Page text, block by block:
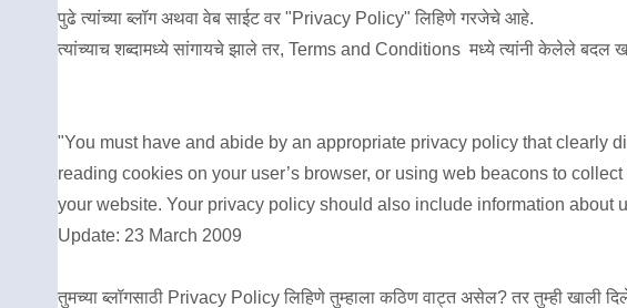
पुढे त्यांच्या ब्लॉग अथवा वेब साईट वर "Privacy Policy" लिहिणे गरजेचे आहे.
त्यांच्याच शब्दामध्ये सांगायचे झाले तर, Terms and Conditions मध्ये त्यांनी केलेले बदल
"You must have and abide by an appropriate privacy policy that clearly
reading cookies on your user’s browser, or using web beacons to
your website. Your privacy policy should also include information about
Update: 23 March 2009
तुमच्या ब्लॉगसाठी Privacy Policy लिहिणे तुम्हाला कठिण वाट्त असेल? तर तुम्ही खाली